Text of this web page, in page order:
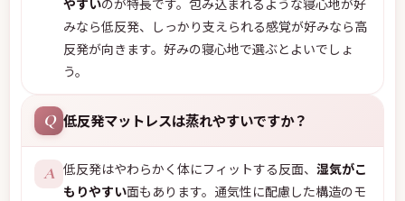
みなら低反発、しっかり支えられる感覚が好みなら高
反発が向きます。好みの寝心地で選ぶとよいでしょ
う。
Q 低反発マットレスは蒸れやすいですか？
A 低反発はやわらかく体にフィットする反面、 湿気がこ
もりやすい面もあります。通気性に配慮した構造のモ